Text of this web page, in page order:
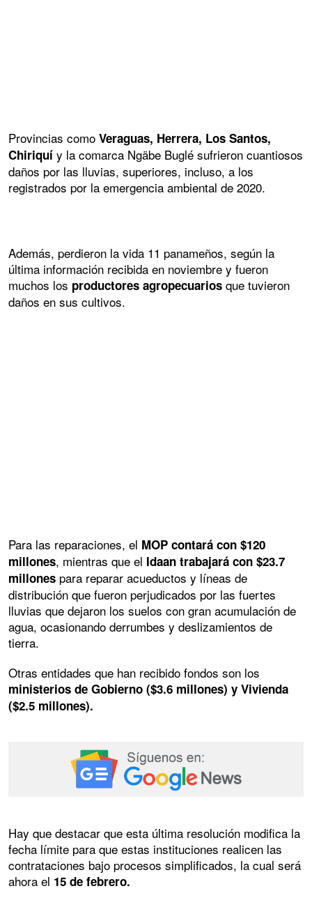
Provincias como Veraguas, Herrera, Los Santos,
Chiriquí y la comarca Ngäbe Buglé sufrieron cuantiosos
daños por las lluvias, superiores, incluso, a los
registrados por la emergencia ambiental de 2020.
Además, perdieron la vida 11 panameños, según la
última información recibida en noviembre y fueron
muchos los productores agropecuarios que tuvieron
daños en sus cultivos.
Para las reparaciones, el MOP contará con $120
millones, mientras que el Idaan trabajará con $23.7
millones para reparar acueductos y líneas de
distribución que fueron perjudicados por las fuertes
lluvias que dejaron los suelos con gran acumulación de
agua, ocasionando derrumbes y deslizamientos de
tierra.
Otras entidades que han recibido fondos son los
ministerios de Gobierno ($3.6 millones) y Vivienda
($2.5 millones).
Hay que destacar que esta última resolución modifica la
fecha límite para que estas instituciones realicen las
contrataciones bajo procesos simplificados, la cual será
ahora el 15 de febrero.